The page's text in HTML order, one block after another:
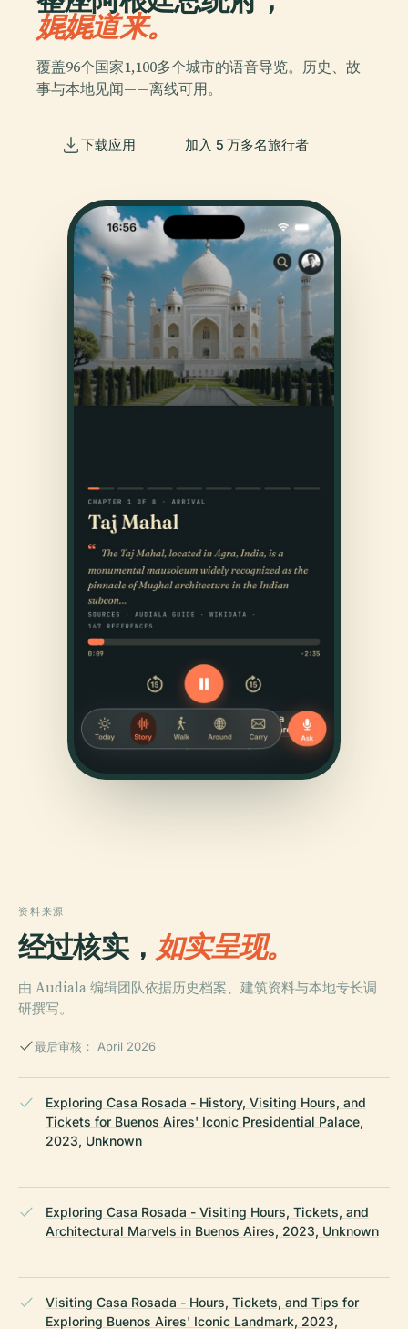
娓娓道来。
覆盖96个国家1,100多个城市的语音导览。历史、故
事与本地见闻——离线可用。
下载应用 加入 5 万多名旅行者
资料来源
经过核实， 如实呈现。
由 Audiala 编辑团队依据历史档案、建筑资料与本地专长调
研撰写。
最后审核： April 2026
Exploring Casa Rosada - History, Visiting Hours, and
Tickets for Buenos Aires' Iconic Presidential Palace,
2023, Unknown
Exploring Casa Rosada - Visiting Hours, Tickets, and
Architectural Marvels in Buenos Aires, 2023, Unknown
Visiting Casa Rosada - Hours, Tickets, and Tips for
Exploring Buenos Aires' Iconic Landmark, 2023,